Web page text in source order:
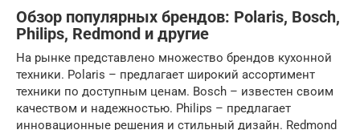
Обзор популярных брендов: Polaris, Bosch,
Philips, Redmond и другие
На рынке представлено множество брендов кухонной
техники. Polaris – предлагает широкий ассортимент
техники по доступным ценам. Bosch – известен своим
качеством и надежностью. Philips – предлагает
инновационные решения и стильный дизайн. Redmond